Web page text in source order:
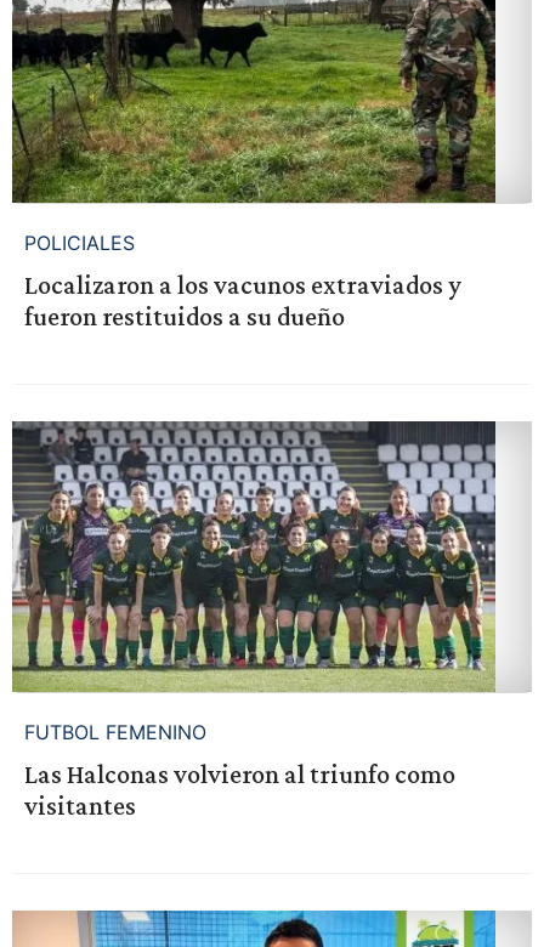
POLICIALES
Localizaron a los vacunos extraviados y
fueron restituidos a su dueño
FUTBOL FEMENINO
Las Halconas volvieron al triunfo como
visitantes